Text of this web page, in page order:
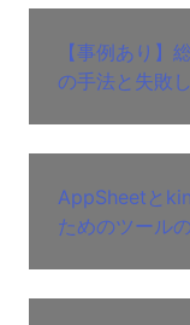
【事例あり】
の手法と失敗
AppSheetと
ためのツール